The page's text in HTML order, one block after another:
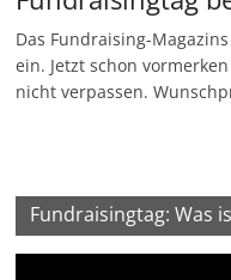
Das Fundraising-
ein. Jetzt schon
nicht verpassen.
Fundraisingtag: Was